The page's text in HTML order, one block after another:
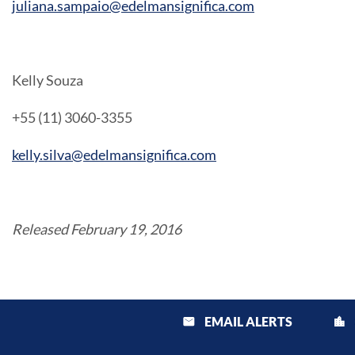
juliana.sampaio@edelmansignifica.com
Kelly Souza
+55 (11) 3060-3355
kelly.silva@edelmansignifica.com
Released February 19, 2016
email EMAIL ALERTS location_city